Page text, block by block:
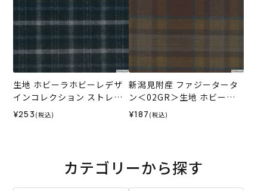
生地 ホビーラホビーレデザ
インコレクション ストレッ
チ起毛 ラメチェック＜1N＞
¥253 (税込)
新潟見附産 ファジータータ
ン＜02GR＞生地 ホビーラ
ホビーレデザインコレクシ
¥187 (税込)
カテゴリーから探す